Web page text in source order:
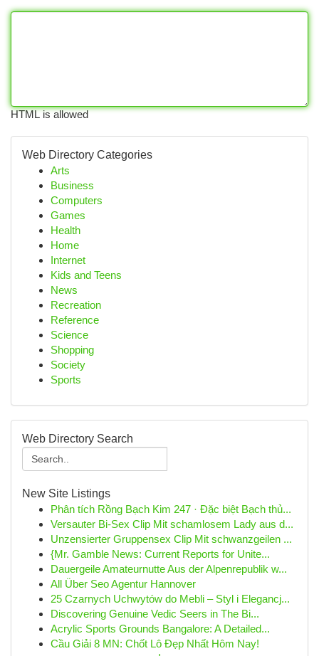
HTML is allowed
Web Directory Categories
Arts
Business
Computers
Games
Health
Home
Internet
Kids and Teens
News
Recreation
Reference
Science
Shopping
Society
Sports
Web Directory Search
New Site Listings
Phân tích Rồng Bạch Kim 247 · Đặc biệt Bạch thủ...
Versauter Bi-Sex Clip Mit schamlosem Lady aus d...
Unzensierter Gruppensex Clip Mit schwanzgeilen ...
{Mr. Gamble News: Current Reports for Unite...
Dauergeile Amateurnutte Aus der Alpenrepublik w...
All Über Seo Agentur Hannover
25 Czarnych Uchwytów do Mebli – Styl i Elegancj...
Discovering Genuine Vedic Seers in The Bi...
Acrylic Sports Grounds Bangalore: A Detailed...
Cầu Giải 8 MN: Chốt Lô Đẹp Nhất Hôm Nay!